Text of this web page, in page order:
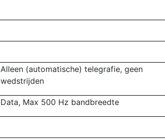
Alleen (automatische) telegrafie, geen
wedstrijden
Data, Max 500 Hz bandbreedte